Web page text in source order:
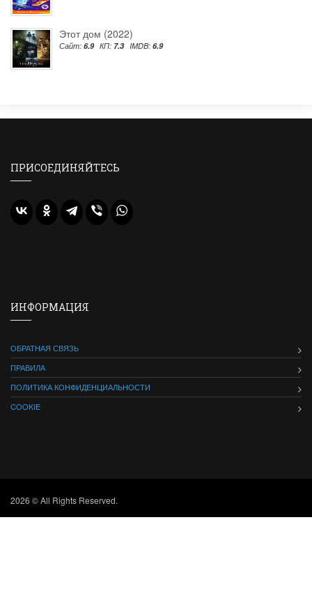
Этот дом (2022)
Сайт: 6.9 КП: 7.3 IMDB: 6.9
ПРИСОЕДИНЯЙТЕСЬ
ИНФОРМАЦИЯ
ОБРАТНАЯ СВЯЗЬ
ПРАВИЛА
ПОЛИТИКА КОНФИДЕНЦИАЛЬНОСТИ
COOKIE
2026 © All Rights Reserved.